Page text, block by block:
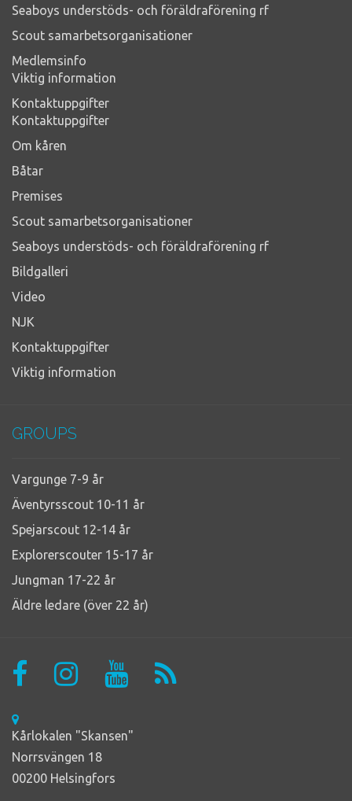
Seaboys understöds- och föräldraförening rf
Scout samarbetsorganisationer
Medlemsinfo
Viktig information
Kontaktuppgifter
Kontaktuppgifter
Om kåren
Båtar
Premises
Scout samarbetsorganisationer
Seaboys understöds- och föräldraförening rf
Bildgalleri
Video
NJK
Kontaktuppgifter
Viktig information
GROUPS
Vargunge 7-9 år
Äventyrsscout 10-11 år
Spejarscout 12-14 år
Explorerscouter 15-17 år
Jungman 17-22 år
Äldre ledare (över 22 år)
Kårlokalen "Skansen"
Norrsvängen 18
00200 Helsingfors